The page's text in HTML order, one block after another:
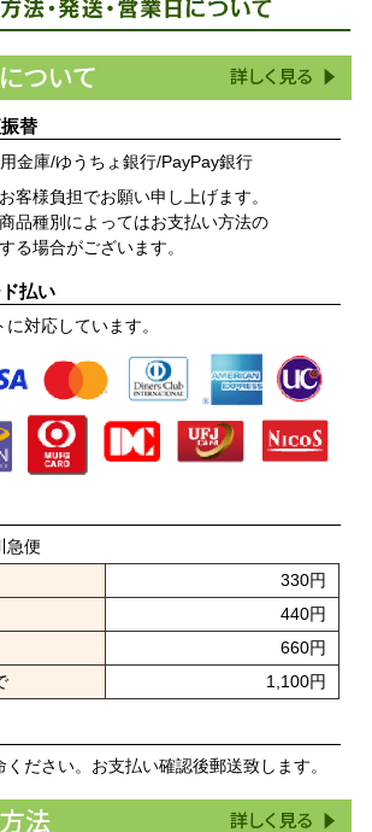
替
金庫/ゆうちょ銀行/PayPay銀行
客様負担でお願い申し上げます。
品種別によってはお支払い方法の
る場合がございます。
払い
対応しています。
急便
330円
440円
660円
1,100円
ください。お支払い確認後郵送致します。